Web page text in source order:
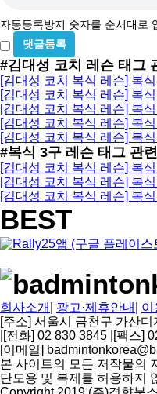
수
록
방
지
자동등록방지 숫자를 순서대로
비
밀
글
사
용
#김대성 코치 레슨 태그
[김대성 코치 복식 레슨] 복
[김대성 코치 복식 레슨] 복
[김대성 코치 복식 레슨] 복
[김대성 코치 복식 레슨] 복
[김대성 코치 복식 레슨] 복
#복식 3구 레슨 태그 관
[김대성 코치 복식 레슨] 복
[김대성 코치 복식 레슨] 복
[김대성 코치 복식 레슨] 복
BEST
회사소개 광고·제휴안내 이
[주소] 서울시 금천구 가산
[전화] 02 830 3845 [팩스]
[이메일]
본 사이트의 모든 저작물의
단도용 및 복제를 허용하지